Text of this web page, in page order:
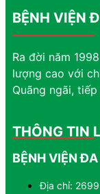
BỆNH VIỆN
Ra đời năm
lượng cao với
Quãng ngãi,
THÔNG TIN
BỆNH VIỆN
Địa chỉ: 2699